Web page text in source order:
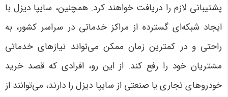
پشتیبانی لازم را دریافت خواهند کرد. همچنین، سایپا دیزل با
ایجاد شبکه‌ای گسترده از مراکز خدماتی در سراسر کشور، به
راحتی و در کمترین زمان ممکن می‌تواند نیازهای خدماتی
مشتریان خود را رفع کند. از این رو، افرادی که قصد خرید
خودروهای تجاری یا صنعتی از سایپا دیزل را دارند، می‌توانند از